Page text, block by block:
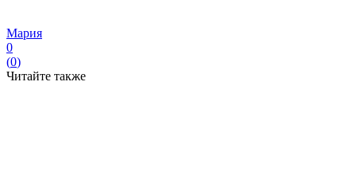
Мария
0
(0)
Читайте также